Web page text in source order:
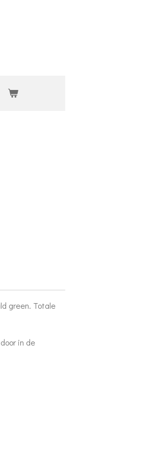
green. Totale
in de